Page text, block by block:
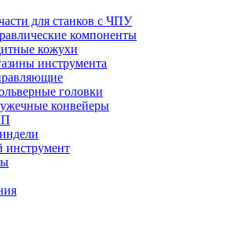
для станков с ЧПУ
компоненты
кожухи
инструмента
головки
конвейеры
инструмент